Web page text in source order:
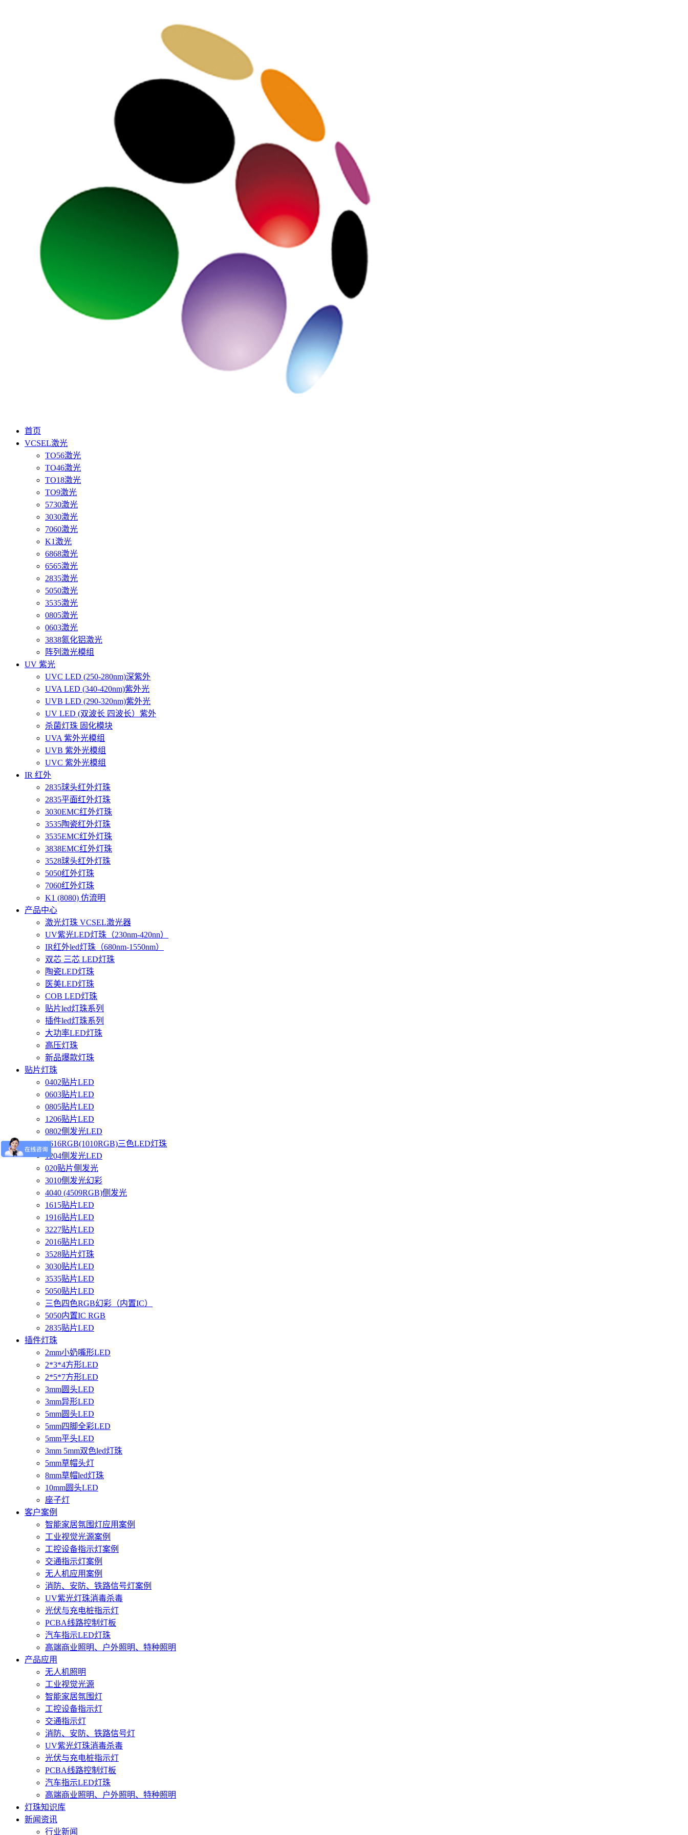
首页
VCSEL激光
TO56激光
TO46激光
TO18激光
TO9激光
5730激光
3030激光
7060激光
K1激光
6868激光
6565激光
2835激光
5050激光
3535激光
0805激光
0603激光
3838氮化铝激光
阵列激光模组
UV 紫光
UVC LED (250-280nm)深紫外
UVA LED (340-420nm)紫外光
UVB LED (290-320nm)紫外光
UV LED (双波长 四波长）紫外
杀菌灯珠 固化模块
UVA 紫外光模组
UVB 紫外光模组
UVC 紫外光模组
IR 红外
2835球头红外灯珠
2835平面红外灯珠
3030EMC红外灯珠
3535陶瓷红外灯珠
3535EMC红外灯珠
3838EMC红外灯珠
3528球头红外灯珠
5050红外灯珠
7060红外灯珠
K1 (8080) 仿流明
产品中心
激光灯珠 VCSEL激光器
UV紫光LED灯珠（230nm-420nn）
IR红外led灯珠（680nm-1550nm）
双芯 三芯 LED灯珠
陶瓷LED灯珠
医美LED灯珠
COB LED灯珠
贴片led灯珠系列
插件led灯珠系列
大功率LED灯珠
高压灯珠
新品爆款灯珠
贴片灯珠
0402贴片LED
0603贴片LED
0805贴片LED
1206贴片LED
0802侧发光LED
1616RGB(1010RGB)三色LED灯珠
1204侧发光LED
020贴片侧发光
3010侧发光幻彩
4040 (4509RGB)侧发光
1615贴片LED
1916贴片LED
3227贴片LED
2016贴片LED
3528贴片灯珠
3030贴片LED
3535贴片LED
5050贴片LED
三色四色RGB幻彩（内置IC）
5050内置IC RGB
2835贴片LED
插件灯珠
2mm小奶嘴形LED
2*3*4方形LED
2*5*7方形LED
3mm圆头LED
3mm异形LED
5mm圆头LED
5mm四脚全彩LED
5mm平头LED
3mm 5mm双色led灯珠
5mm草帽头灯
8mm草帽led灯珠
10mm圆头LED
座子灯
客户案例
智能家居氛围灯应用案例
工业视觉光源案例
工控设备指示灯案例
交通指示灯案例
无人机应用案例
消防、安防、铁路信号灯案例
UV紫光灯珠消毒杀毒
光伏与充电桩指示灯
PCBA线路控制灯板
汽车指示LED灯珠
高端商业照明、户外照明、特种照明
产品应用
无人机照明
工业视觉光源
智能家居氛围灯
工控设备指示灯
交通指示灯
消防、安防、铁路信号灯
UV紫光灯珠消毒杀毒
光伏与充电桩指示灯
PCBA线路控制灯板
汽车指示LED灯珠
高端商业照明、户外照明、特种照明
灯珠知识库
新闻资讯
行业新闻